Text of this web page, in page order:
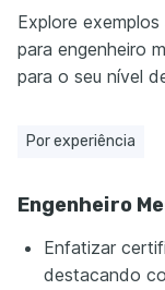
Explore
para engenheiro
para o seu nível
Por experiência
Engenheiro
Enfatizar
destacando